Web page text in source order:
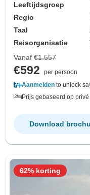
Leeftijdsgroep
Regio
Taal
Reisorganisatie
Vanaf €1.557
€592
per persoon
Aanmelden to unlock
Prijs gebaseerd op
Download
62% korting